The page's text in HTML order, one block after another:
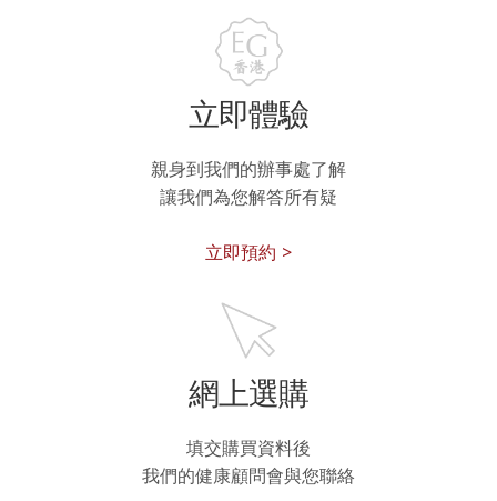
立即體驗
親身到我們的辦事處了解
讓我們為您解答所有疑
立即預約 >
網上選購
填交購買資料後
我們的健康顧問會與您聯絡